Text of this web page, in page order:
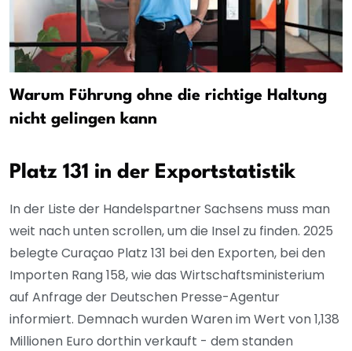
Warum Führung ohne die richtige Haltung
nicht gelingen kann
Platz 131 in der Exportstatistik
In der Liste der Handelspartner Sachsens muss man
weit nach unten scrollen, um die Insel zu finden. 2025
belegte Curaçao Platz 131 bei den Exporten, bei den
Importen Rang 158, wie das Wirtschaftsministerium
auf Anfrage der Deutschen Presse-Agentur
informiert. Demnach wurden Waren im Wert von 1,138
Millionen Euro dorthin verkauft - dem standen